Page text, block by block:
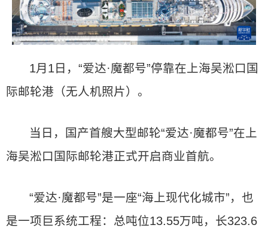
1月1日，“爱达·魔都号”停靠在上海吴淞口国
际邮轮港（无人机照片）。
当日，国产首艘大型邮轮“爱达·魔都号”在上
海吴淞口国际邮轮港正式开启商业首航。
“爱达·魔都号”是一座“海上现代化城市”，也
是一项巨系统工程：总吨位13.55万吨，长323.6